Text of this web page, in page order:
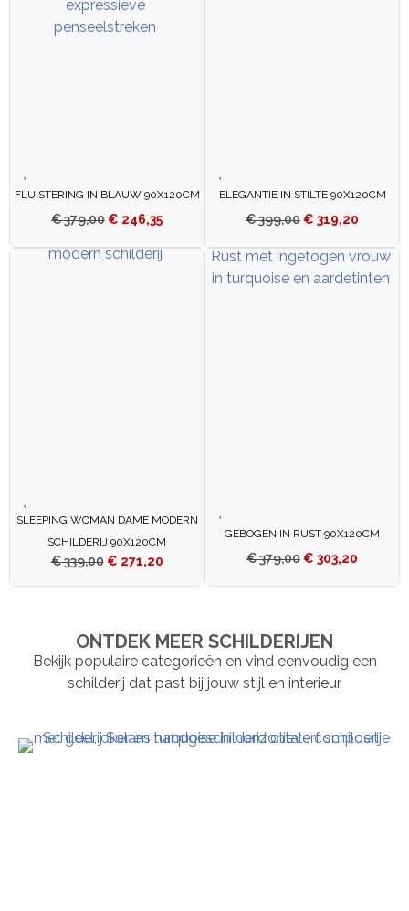
FLUISTERING IN BLAUW 90X120CM
€379,00 € 246,35
ELEGANTIE IN STILTE 90X120CM
€399,00 € 319,20
SLEEPING WOMAN DAME MODERN
SCHILDERIJ 90X120CM
€339,00 € 271,20
GEBOGEN IN RUST 90X120CM
€379,00 € 303,20
ONTDEK MEER SCHILDERIJEN
Bekijk populaire categorieën en vind eenvoudig een
schilderij dat past bij jouw stijl en interieur.